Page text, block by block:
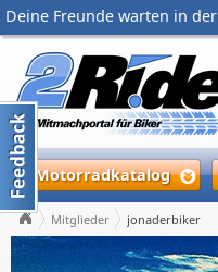
Deine Freunde warten in der
Motorradkatalog
Mitglieder jonaderbiker